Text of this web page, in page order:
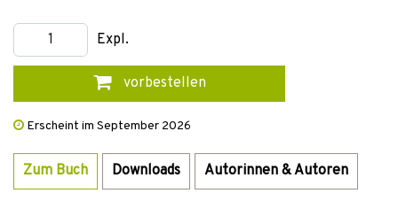
Expl.
vorbestellen
Erscheint im September 2026
Zum Buch Downloads Autorinnen & Autoren